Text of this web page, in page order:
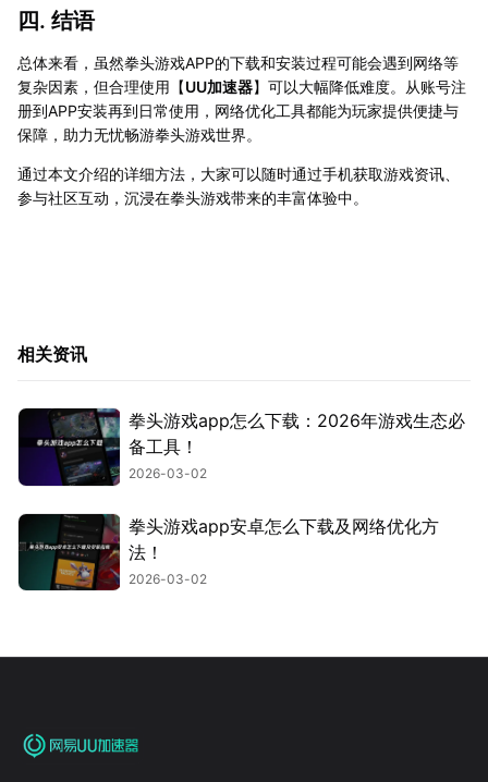
四. 结语
总体来看，虽然拳头游戏APP的下载和安装过程可能会遇到网络等
复杂因素，但合理使用【UU加速器】可以大幅降低难度。从账号注
册到APP安装再到日常使用，网络优化工具都能为玩家提供便捷与
保障，助力无忧畅游拳头游戏世界。
通过本文介绍的详细方法，大家可以随时通过手机获取游戏资讯、
参与社区互动，沉浸在拳头游戏带来的丰富体验中。
相关资讯
拳头游戏app怎么下载：2026年游戏生态必
备工具！
2026-03-02
拳头游戏app安卓怎么下载及网络优化方
法！
2026-03-02